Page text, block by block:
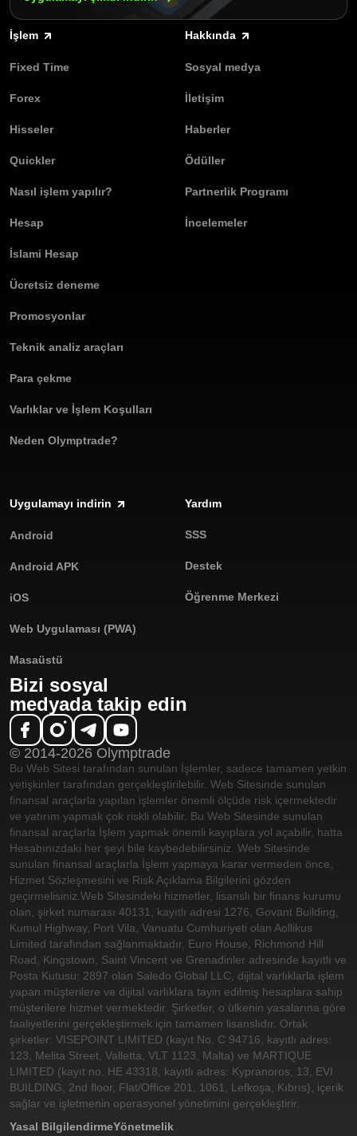
İşlem
Fixed Time
Forex
Hisseler
Quickler
Nasıl işlem yapılır?
Hesap
İslami Hesap
Ücretsiz deneme
Promosyonlar
Teknik analiz araçları
Para çekme
Varlıklar ve İşlem Koşulları
Neden Olymptrade?
Hakkında
Sosyal medya
İletişim
Haberler
Ödüller
Partnerlik Programı
İncelemeler
Uygulamayı indirin
Android
Android APK
iOS
Web Uygulaması (PWA)
Masaüstü
Yardım
SSS
Destek
Öğrenme Merkezi
Bizi sosyal
medyada takip edin
© 2014-2026 Olymptrade
Bu Web Sitesi tarafından sunulan İşlemler, sadece tamamen yetkin
yetişkinler tarafından gerçekleştirilebilir. Web Sitesinde sunulan
finansal araçlarla yapılan işlemler önemli ölçüde risk içermektedir
ve yatırım yapmak çok riskli olabilir. Bu Web Sitesinde sunulan
finansal araçlarla İşlem yapmak önemli kayıplara yol açabilir, hatta
Hesabınızdaki her şeyi bile kaybedebilirsiniz. Web Sitesinde
sunulan finansal araçlarla İşlem yapmaya karar vermeden önce,
Hizmet Sözleşmesini ve Risk Açıklama Bilgilerini gözden
geçirmelisiniz.Web Sitesindeki hizmetler, lisanslı bir finans kurumu
olan, şirket numarası 40131, kayıtlı adresi 1276, Govant Building,
Kumul Highway, Port Vila, Vanuatu Cumhuriyeti olan Aollikus
Limited tarafından sağlanmaktadır. Euro House, Richmond Hill
Road, Kingstown, Saint Vincent ve Grenadinler adresinde kayıtlı ve
Posta Kutusu: 2897 olan Saledo Global LLC, dijital varlıklarla işlem
yapan müşterilere ve dijital varlıklara tayin edilmiş hesaplara sahip
müşterilere hizmet vermektedir. Şirketler, o ülkenin yasalarına göre
faaliyetlerini gerçekleştirmek için tamamen lisanslıdır. Ortak
şirketler: VISEPOINT LIMITED (kayıt No. C 94716, kayıtlı adres:
123, Melita Street, Valletta, VLT 1123, Malta) ve MARTIQUE
LIMITED (kayıt no. HE 43318, kayıtlı adres: Kypranoros, 13, EVI
BUILDING, 2nd floor, Flat/Office 201, 1061, Lefkoşa, Kıbrıs), içerik
sağlar ve işletmenin operasyonel yönetimini gerçekleştirir.
Yasal BilgilendirmeYönetmelik